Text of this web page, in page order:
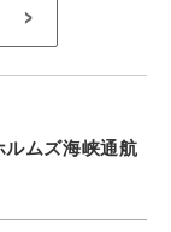
>
ムズ海峡通航